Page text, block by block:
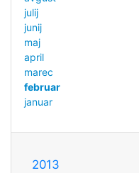
julij
junij
maj
april
marec
februar
januar
2013